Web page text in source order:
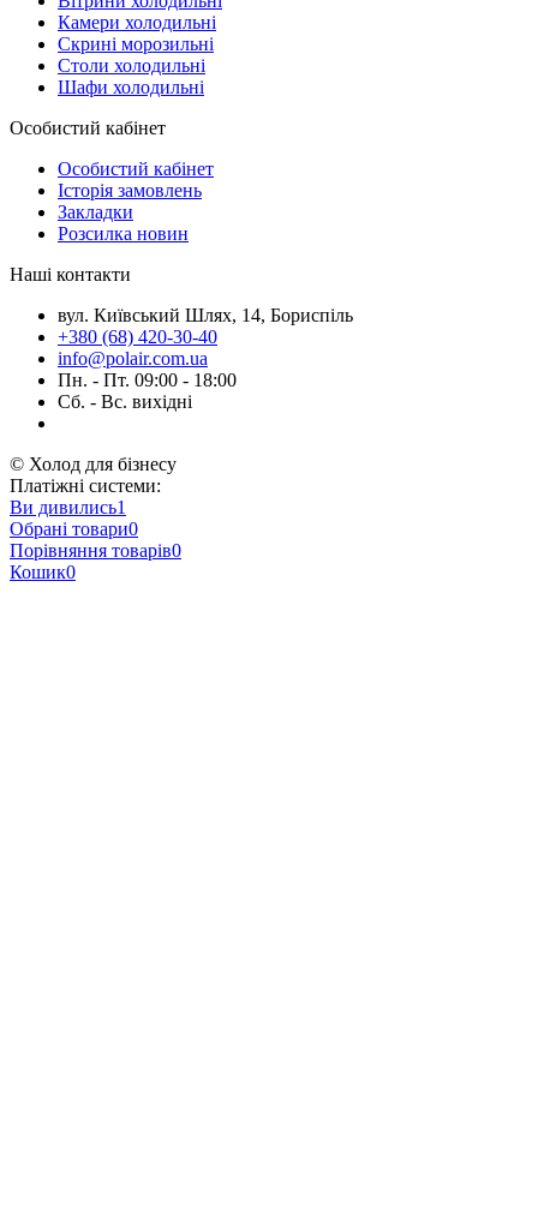
Камери холодильні
Скрині морозильні
Столи холодильні
Шафи холодильні
Особистий кабінет
Особистий кабінет
Історія замовлень
Закладки
Розсилка новин
Наші контакти
вул. Київський Шлях, 14, Бориспіль
+380 (68) 420-30-40
info@polair.com.ua
Пн. - Пт. 09:00 - 18:00
Сб. - Вс. вихідні
© Холод для бізнесу
Платіжні системи:
Ви дивились1
Обрані товари0
Порівняння товарів0
Кошик0